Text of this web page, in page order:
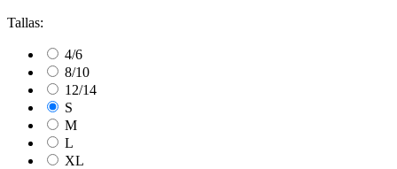
Tallas:
4/6
8/10
12/14
S
M
L
XL